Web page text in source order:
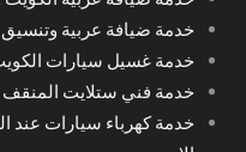
خدمة ضيافة عربية وتنسيق
خدمة غسيل سيارات
خدمة فني ستلايت
خدمة كهرباء سيارات عند